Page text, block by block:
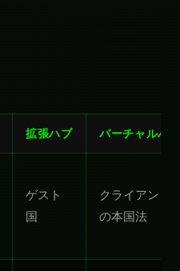
拡張ハブ バーチャルハ
ゲスト
国
クライアント
の本国法